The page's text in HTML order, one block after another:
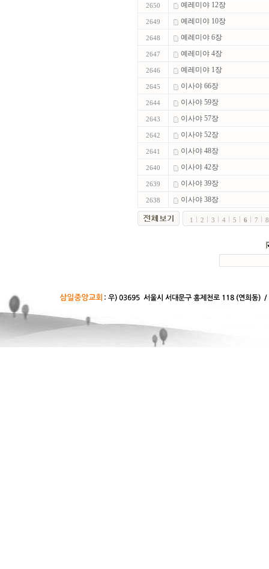
2650 예레미야 12장
2649 예레미야 10장
2648 예레미야 6장
2647 예레미야 4장
2646 예레미야 1장
2645 이사야 66장
2644 이사야 59장
2643 이사야 57장
2642 이사야 52장
2641 이사야 48장
2640 이사야 42장
2639 이사야 39장
2638 이사야 38장
1 2 3 4 5 6 7 8